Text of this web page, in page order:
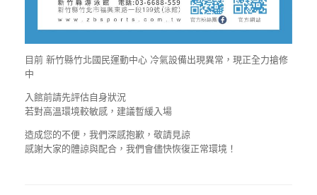
目前 新竹縣竹北國民運動中心 冷氣設備出現異常，現正全力搶修
中
入館前請先評估自身狀況
若對高溫環境較敏感，建議暫緩入場
造成您的不便，我們深感抱歉，敬請見諒
感謝大家的體諒與配合，我們會儘快恢復正常環境！